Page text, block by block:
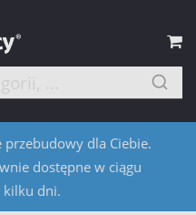
przebudowy dla Ciebie.
dostępne w ciągu
kilku dni.